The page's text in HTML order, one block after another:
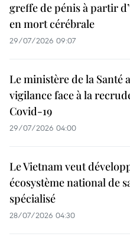
greffe de pénis à partir
en mort cérébrale
29/07/2026 09:07
Le ministère de la Santé
vigilance face à la
Covid-19
29/07/2026 04:00
Le Vietnam veut
écosystème national de
spécialisé
28/07/2026 04:30